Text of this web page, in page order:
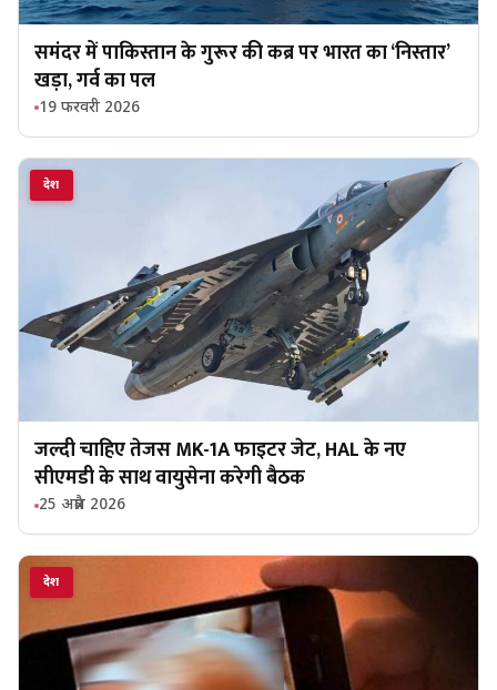
समंदर में पाकिस्तान के गुरूर की कब्र पर भारत का ‘निस्तार’
खड़ा, गर्व का पल
19 फरवरी 2026
देश
जल्दी चाहिए तेजस MK-1A फाइटर जेट, HAL के नए
सीएमडी के साथ वायुसेना करेगी बैठक
25 अप्रैल 2026
देश